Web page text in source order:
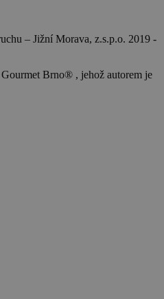
– Jižní Morava, z.s.p.o. 2019 -
Brno® , jehož autorem je